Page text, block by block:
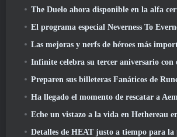
The Duelo ahora disponible en la alfa
El programa especial Neverness To Everness informa a los jugadores
Las mejoras y nerfs de héroes más importantes
Infinite celebra su tercer aniversario con el lanzamiento
Preparen sus billeteras Fanáticos de RuneScape, Las entradas para RuneFest
Ha llegado el momento de rescatar a Aemeath en la versión de
Eche un vistazo a la vida en Hethereau en el video de vista previa del juego de
Detalles de HEAT justo a tiempo para la